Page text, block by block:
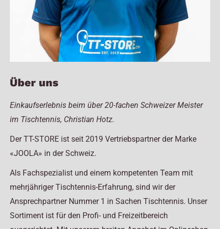
Über uns
Einkaufserlebnis beim über 20-fachen Schweizer Meister
im Tischtennis, Christian Hotz.
Der TT-STORE ist seit 2019 Vertriebspartner der Marke
«JOOLA» in der Schweiz.
Als Fachspezialist und einem kompetenten Team mit
mehrjähriger Tischtennis-Erfahrung, sind wir der
Ansprechpartner Nummer 1 in Sachen Tischtennis. Unser
Sortiment ist für den Profi- und Freizeitbereich